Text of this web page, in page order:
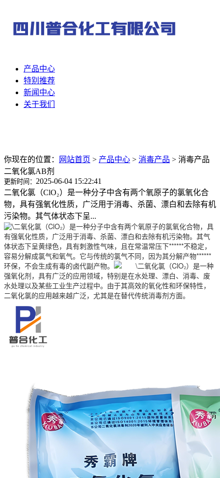
产品中心
特别推荐
新闻中心
关于我们
你现在的位置： 网站首页 > 产品中心 > 消毒产品 > 消毒产品
二氧化氯AB剂
更新时间： 2025-06-04 15:22:41
二氧化氯（ClO₂）是一种分子中含有两个氧原子的氯氧化合
物，具有强氧化性质，广泛用于消毒、杀菌、漂白和去除有机
污染物。其气体状态下呈...
二氧化氯（ClO₂）是一种分子中含有两个氧原子的氯氧化合物，具
有强氧化性质，广泛用于消毒、杀菌、漂白和去除有机污染物。其气
体状态下呈黄绿色，具有刺激性气味，且在常温常压下******不稳定，
容易分解成氯气和氧气。它与传统的氯气不同，因为其分解产物******
环保，不会生成有毒的卤代副产物。
二氧化氯（ClO₂）是一种
强氧化剂，具有广泛的应用领域，特别是在水处理、漂白、消毒、废
水处理以及某些工业生产过程中。由于其高效的氧化性和环保特性，
二氧化氯的应用越来越广泛，尤其是在替代传统消毒剂方面。